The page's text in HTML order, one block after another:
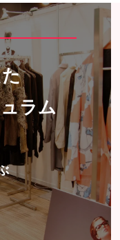
ラム